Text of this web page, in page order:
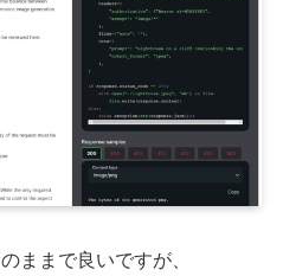
ままで良いですが、